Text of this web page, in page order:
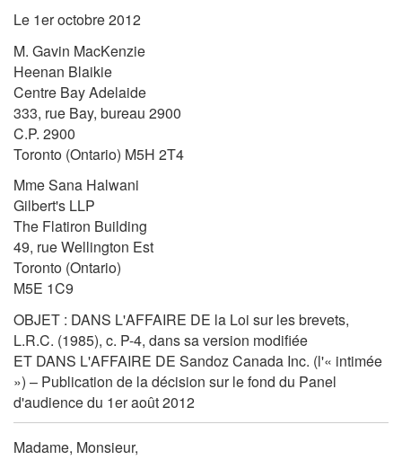
Le 1er octobre 2012
M. Gavin MacKenzie
Heenan Blaikie
Centre Bay Adelaide
333, rue Bay, bureau 2900
C.P. 2900
Toronto (Ontario) M5H 2T4
Mme Sana Halwani
Gilbert's LLP
The Flatiron Building
49, rue Wellington Est
Toronto (Ontario)
M5E 1C9
OBJET : DANS L'AFFAIRE DE la Loi sur les brevets,
L.R.C. (1985), c. P-4, dans sa version modifiée
ET DANS L'AFFAIRE DE Sandoz Canada Inc. (l'« intimée
») – Publication de la décision sur le fond du Panel
d'audience du 1er août 2012
Madame, Monsieur,